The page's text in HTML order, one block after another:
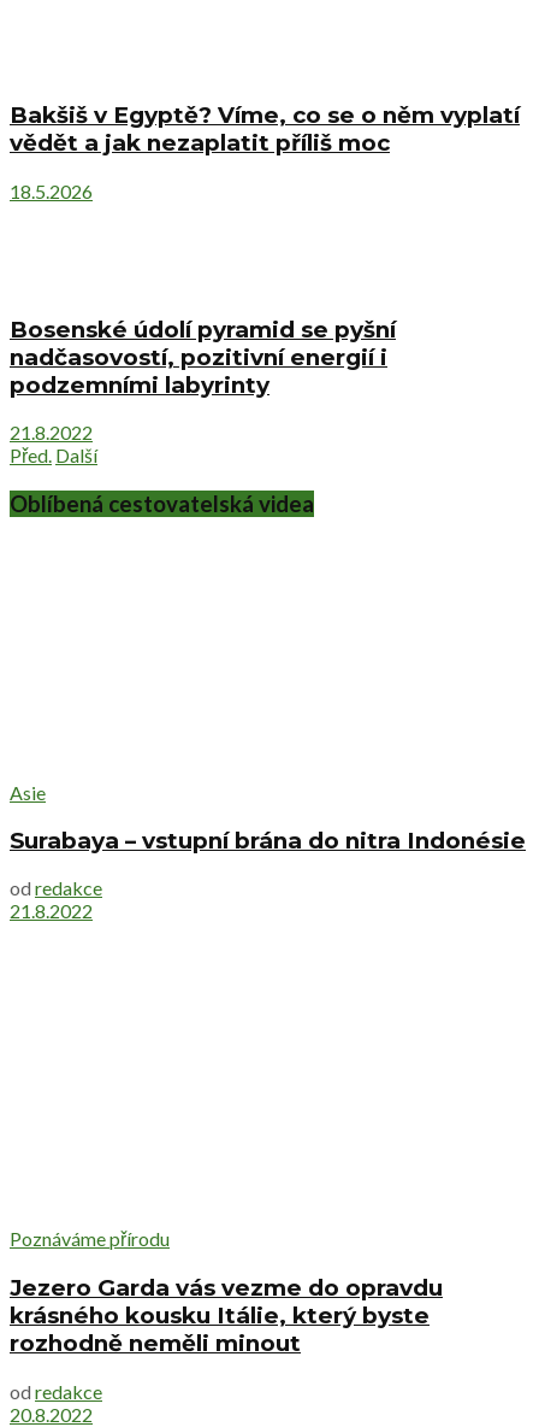
Bakšiš v Egyptě? Víme, co se o něm vyplatí
vědět a jak nezaplatit příliš moc
18.5.2026
Bosenské údolí pyramid se pyšní
nadčasovostí, pozitivní energií i
podzemními labyrinty
21.8.2022
Před. Další
Oblíbená cestovatelská videa
Asie
Surabaya – vstupní brána do nitra Indonésie
od redakce
21.8.2022
Poznáváme přírodu
Jezero Garda vás vezme do opravdu
krásného kousku Itálie, který byste
rozhodně neměli minout
od redakce
20.8.2022